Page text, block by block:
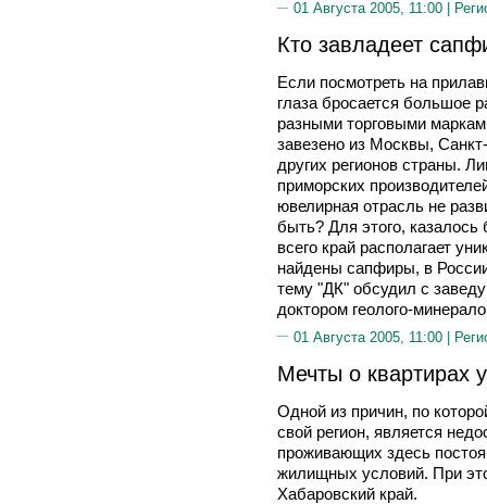
01 Августа 2005, 11:00 |
Кто завладеет
Если посмотреть на
глаза бросается большое
разными торговыми
завезено из Москвы,
других регионов страны.
приморских
ювелирная отрасль не
быть? Для этого,
всего край располагает
найдены сапфиры, в
тему "ДК" обсудил с
доктором геолого-
01 Августа 2005, 11:00 |
Мечты о квартирах
Одной из причин, по
свой регион, является
проживающих здесь
жилищных условий. При
Хабаровский край.